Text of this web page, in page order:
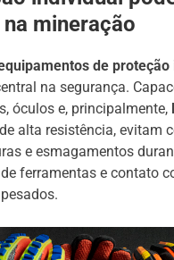
mineração
de proteção
na segurança.
óculos e, principalmente,
de alta resistência, evitam
e esmagamentos
ferramentas e contato